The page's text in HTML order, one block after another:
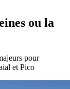
ou la
pour
et Pico